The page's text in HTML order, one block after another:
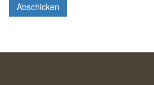
Abschicken